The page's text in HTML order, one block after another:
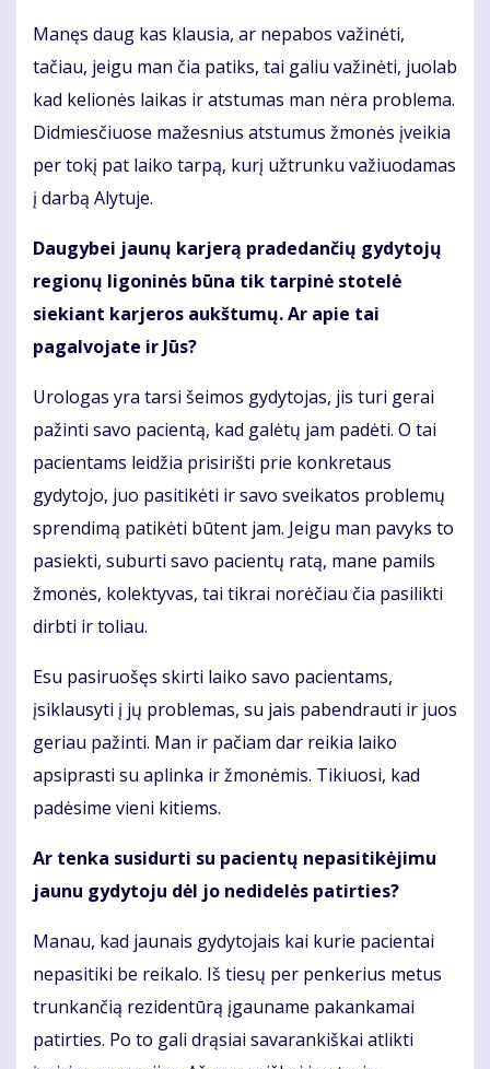
Manęs daug kas klausia, ar nepabos važinėti,
tačiau, jeigu man čia patiks, tai galiu važinėti, juolab
kad kelionės laikas ir atstumas man nėra problema.
Didmiesčiuose mažesnius atstumus žmonės įveikia
per tokį pat laiko tarpą, kurį užtrunku važiuodamas
į darbą Alytuje.
Daugybei jaunų karjerą pradedančių gydytojų
regionų ligoninės būna tik tarpinė stotelė
siekiant karjeros aukštumų. Ar apie tai
pagalvojate ir Jūs?
Urologas yra tarsi šeimos gydytojas, jis turi gerai
pažinti savo pacientą, kad galėtų jam padėti. O tai
pacientams leidžia prisirišti prie konkretaus
gydytojo, juo pasitikėti ir savo sveikatos problemų
sprendimą patikėti būtent jam. Jeigu man pavyks to
pasiekti, suburti savo pacientų ratą, mane pamils
žmonės, kolektyvas, tai tikrai norėčiau čia pasilikti
dirbti ir toliau.
Esu pasiruošęs skirti laiko savo pacientams,
įsiklausyti į jų problemas, su jais pabendrauti ir juos
geriau pažinti. Man ir pačiam dar reikia laiko
apsiprasti su aplinka ir žmonėmis. Tikiuosi, kad
padėsime vieni kitiems.
Ar tenka susidurti su pacientų nepasitikėjimu
jaunu gydytoju dėl jo nedidelės patirties?
Manau, kad jaunais gydytojais kai kurie pacientai
nepasitiki be reikalo. Iš tiesų per penkerius metus
trunkančią rezidentūrą įgauname pakankamai
patirties. Po to gali drąsiai savarankiškai atlikti